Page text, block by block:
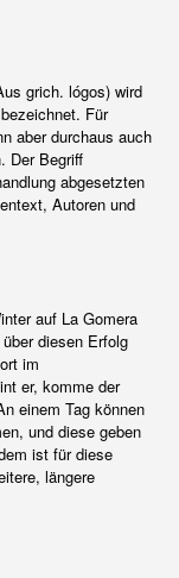
grich. lógos) wird
Für
aber durchaus auch
Der Begriff
abgesetzten
Autoren und
auf La Gomera
diesen Erfolg
im
er, komme der
einem Tag können
und diese geben
ist für diese
längere